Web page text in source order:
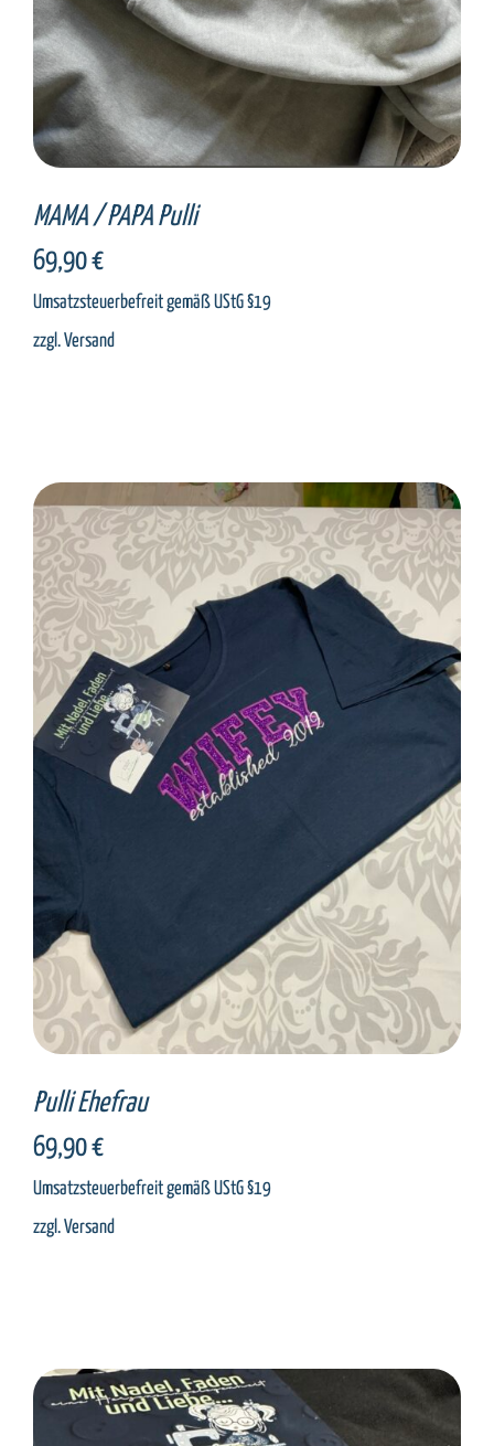
MAMA / PAPA Pulli
69,90€
Umsatzsteuerbefreit gemäß UStG §19
zzgl.Versand
SELECT OPTIONS
Pulli Ehefrau
69,90€
Umsatzsteuerbefreit gemäß UStG §19
zzgl.Versand